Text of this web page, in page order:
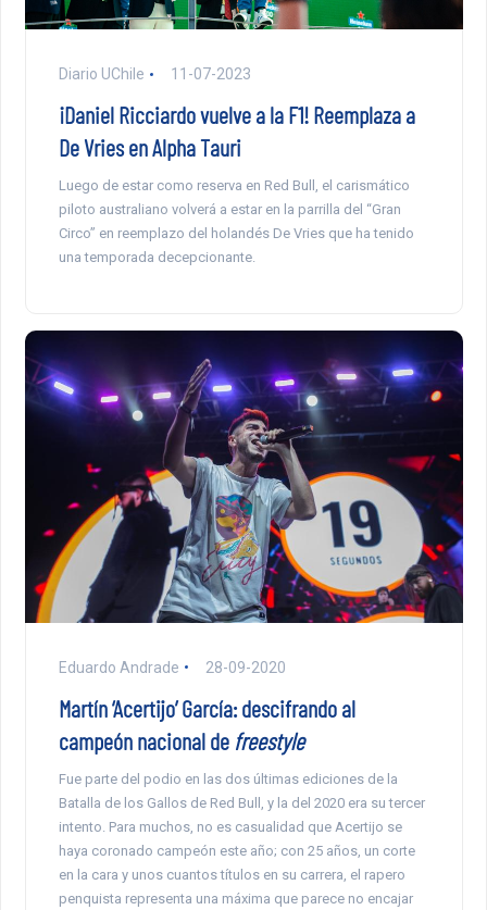
Diario UChile 11-07-2023
¡Daniel Ricciardo vuelve a la F1! Reemplaza a
De Vries en Alpha Tauri
Luego de estar como reserva en Red Bull, el carismático
piloto australiano volverá a estar en la parrilla del “Gran
Circo” en reemplazo del holandés De Vries que ha tenido
una temporada decepcionante.
Eduardo Andrade 28-09-2020
Martín ‘Acertijo’ García: descifrando al
campeón nacional de freestyle
Fue parte del podio en las dos últimas ediciones de la
Batalla de los Gallos de Red Bull, y la del 2020 era su tercer
intento. Para muchos, no es casualidad que Acertijo se
haya coronado campeón este año; con 25 años, un corte
en la cara y unos cuantos títulos en su carrera, el rapero
penquista representa una máxima que parece no encajar